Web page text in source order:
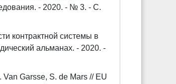
- 2020. - № 3. - С.
контрактной системы в
альманах. - 2020. -
Garsse, S. de Mars // EU